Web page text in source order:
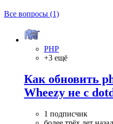
Все вопросы (1)
PHP
+3 ещё
Как обновить
Wheezy не с
1 подписчик